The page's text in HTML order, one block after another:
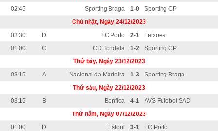
02:45
Sporting Braga 1-0
Sporting CP
Chủ nhật, Ngày 24/12/2023
03:30
D FC Porto 2-1
Leixoes
01:00
C CD Tondela 1-2
Sporting CP
Thứ bảy, Ngày 23/12/2023
03:15
A Nacional da Madeira 1-3
Sporting Braga
Thứ sáu, Ngày 22/12/2023
03:15
B Benfica 4-1
AVS Futebol SAD
Thứ năm, Ngày 07/12/2023
01:00
D Estoril 3-1
FC Porto